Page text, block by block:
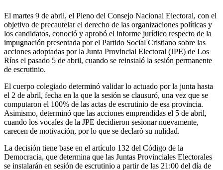
El martes 9 de abril, el Pleno del Consejo Nacional Electoral, con el
objetivo de precautelar el derecho de las organizaciones políticas y
los candidatos, conoció y aprobó el informe jurídico respecto de la
impugnación presentada por el Partido Social Cristiano sobre las
acciones adoptadas por la Junta Provincial Electoral (JPE) de Los
Ríos el pasado 5 de abril, cuando se reinstaló la sesión permanente
de escrutinio.
El cuerpo colegiado determinó validar lo actuado por la junta hasta
el 2 de abril, fecha en la que la sesión se clausuró, una vez que se
computaron el 100% de las actas de escrutinio de esa provincia.
Asimismo, determinó que las acciones emprendidas el 5 de abril,
cuando los vocales de la JPE decidieron sesionar nuevamente,
carecen de motivación, por lo que se declaró su nulidad.
La decisión tiene base en el artículo 132 del Código de la
Democracia, que determina que las Juntas Provinciales Electorales
se instalarán en sesión de escrutinio a partir de las 21:00 del día de